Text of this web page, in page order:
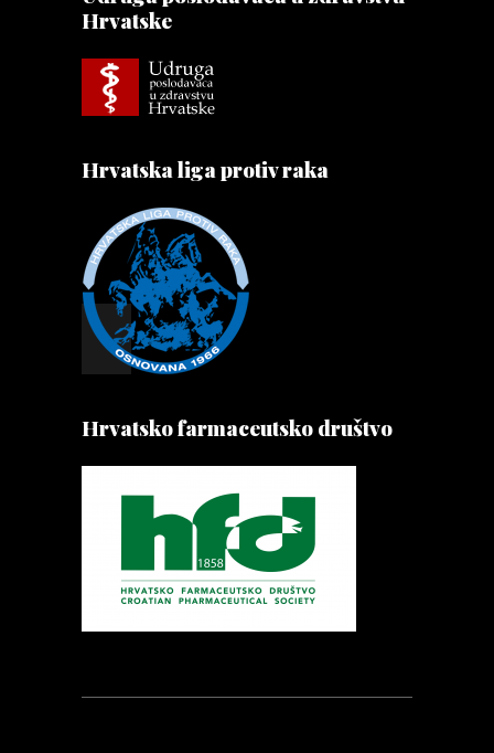
Hrvatske
Hrvatska liga protiv raka
Hrvatsko farmaceutsko društvo